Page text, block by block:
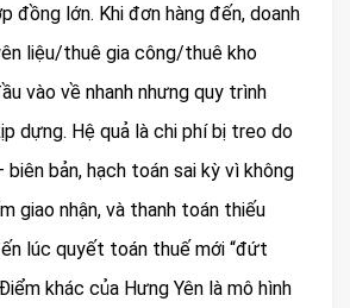
đồng lớn. Khi đơn hàng đến, doanh
liệu/thuê gia công/thuê kho
vào về nhanh nhưng quy trình
dựng. Hệ quả là chi phí bị treo do
bản, hạch toán sai kỳ vì không
giao nhận, và thanh toán thiếu
lúc quyết toán thuế mới “đứt
khác của Hưng Yên là mô hình